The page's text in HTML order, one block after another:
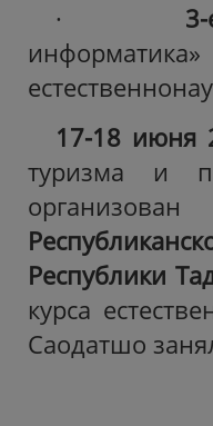
·
17-18 июня
туризма и
Республики
курса
Саодатшо